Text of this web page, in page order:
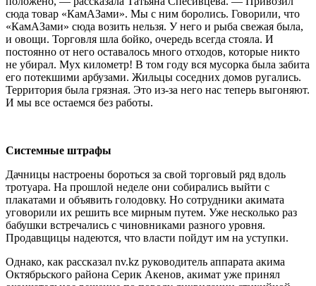
сюда товар «КамАЗами». Мы с ним боролись. Говорили, что
«КамАЗами» сюда возить нельзя. У него и рыба свежая была,
и овощи. Торговля шла бойко, очередь всегда стояла. И
постоянно от него оставалось много отходов, которые никто
не убирал. Мух километр! В том году вся мусорка была забита
его потекшими арбузами. Жильцы соседних домов ругались.
Территория была грязная. Это из-за него нас теперь выгоняют.
И мы все остаемся без работы.
Системные штрафы
Дачницы настроены бороться за свой торговый ряд вдоль
тротуара. На прошлой неделе они собирались выйти с
плакатами и объявить голодовку. Но сотрудники акимата
уговорили их решить все мирным путем. Уже несколько раз
бабушки встречались с чиновниками разного уровня.
Продавщицы надеются, что власти пойдут им на уступки.
Однако, как рассказал nv.kz руководитель аппарата акима
Октябрьского района Серик Акенов, акимат уже принял